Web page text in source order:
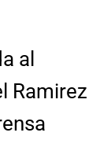
al
Ramirez